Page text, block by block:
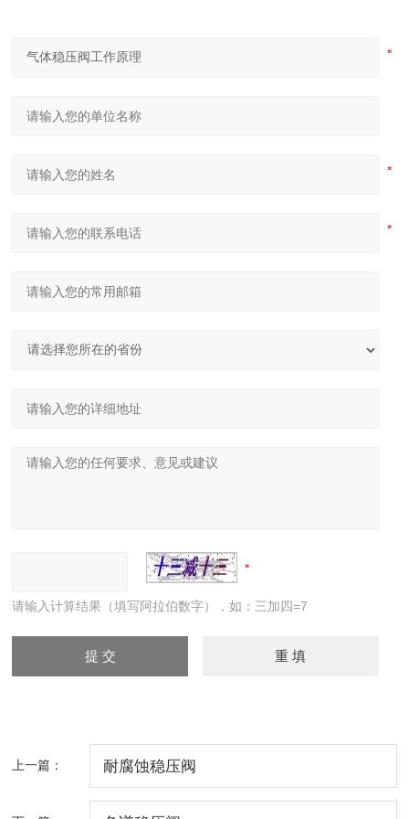
请输入计算结果（填写阿拉伯数字），如：三加四=7
上一篇： 耐腐蚀稳压阀